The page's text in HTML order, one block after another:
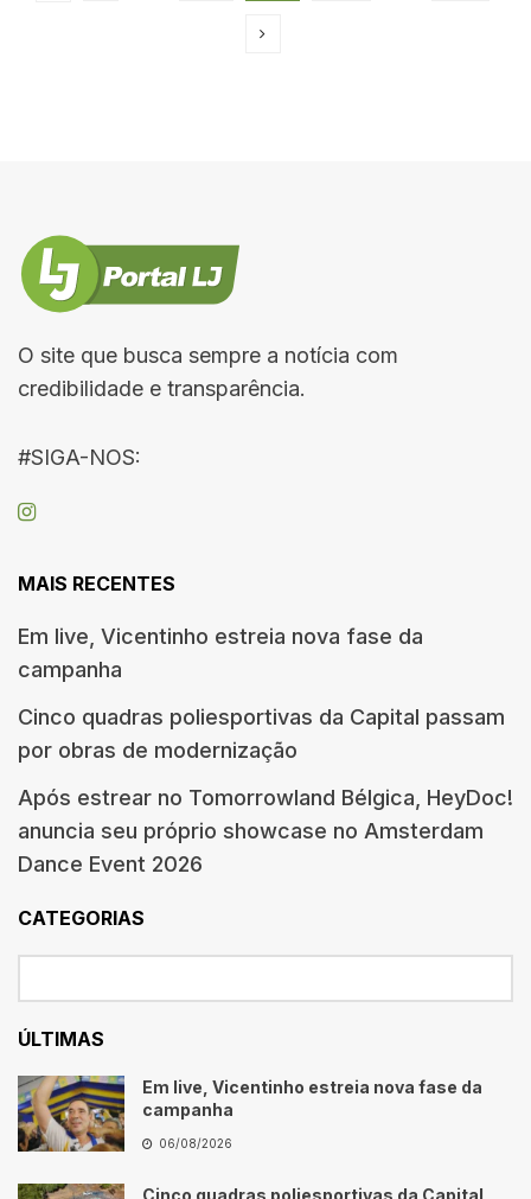
O site que busca sempre a notícia com
credibilidade e transparência.
#SIGA-NOS:
MAIS RECENTES
Em live, Vicentinho estreia nova fase da
campanha
Cinco quadras poliesportivas da Capital passam
por obras de modernização
Após estrear no Tomorrowland Bélgica, HeyDoc!
anuncia seu próprio showcase no Amsterdam
Dance Event 2026
CATEGORIAS
ÚLTIMAS
Em live, Vicentinho estreia nova fase da
campanha
06/08/2026
Cinco quadras poliesportivas da Capital